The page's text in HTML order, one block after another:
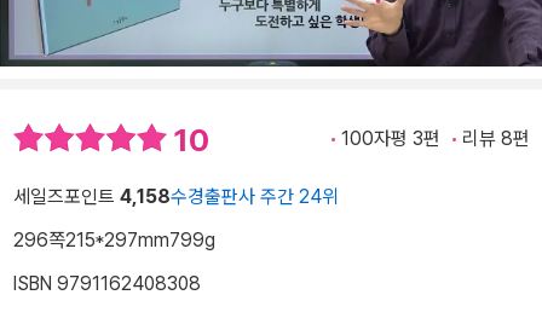
10 100자평 3편 리뷰 8편
세일즈포인트 4,158수경출판사 주간 24위
296쪽215*297mm799g
ISBN 9791162408308